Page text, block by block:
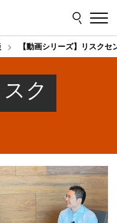
【動画シリーズ】リスク
ク